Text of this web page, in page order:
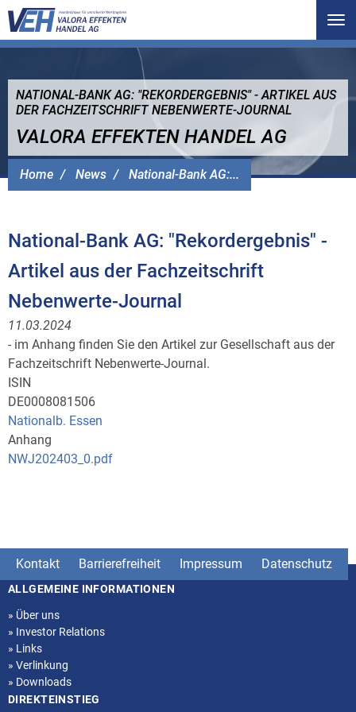
Home News National-Bank AG:...
NATIONAL-BANK AG: "REKORDERGEBNIS" - ARTIKEL AUS
DER FACHZEITSCHRIFT NEBENWERTE-JOURNAL
VALORA EFFEKTEN HANDEL AG
National-Bank AG: "Rekordergebnis" -
Artikel aus der Fachzeitschrift
Nebenwerte-Journal
11.03.2024
- im Anhang finden Sie den Artikel zur Gesellschaft aus der
Fachzeitschrift Nebenwerte-Journal.
ISIN
DE0008081506
Nationalb. Essen
Anhang
NWJ202403_0.pdf
Kontakt Barrierefreiheit Impressum Datenschutz
Seitenstruktur
ALLGEMEINE INFORMATIONEN
» Über uns
» Investor Relations
» Links
» Verlinkung
» Downloads
DIREKTEINSTIEG